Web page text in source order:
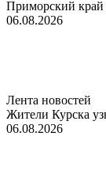
Приморский край
06.08.2026
Лента новостей
Жители Курска
06.08.2026